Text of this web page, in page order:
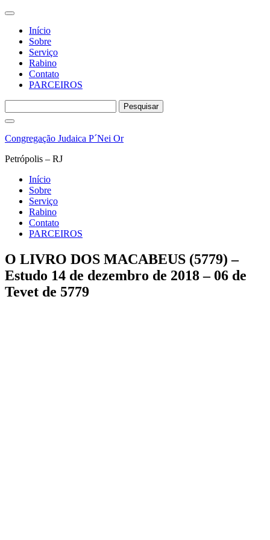
Início
Sobre
Serviço
Rabino
Contato
PARCEIROS
por:
Pular
o
Congregação Judaica P´Nei Or
Petrópolis – RJ
Início
Sobre
Serviço
Rabino
Contato
PARCEIROS
O LIVRO DOS MACABEUS (5779) –
Estudo 14 de dezembro de 2018 – 06 de
Tevet de 5779